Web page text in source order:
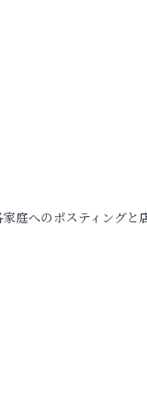
庭へのポスティングと